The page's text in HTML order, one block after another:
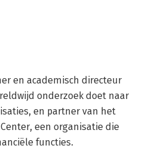
en academisch directeur
onderzoek doet naar
en partner van het
een organisatie die
functies.